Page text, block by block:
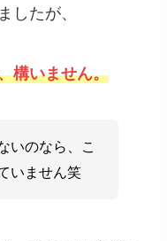
したが、
構いません。
いのなら、こ
いません笑